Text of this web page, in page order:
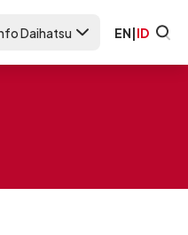
Daihatsu EN|ID